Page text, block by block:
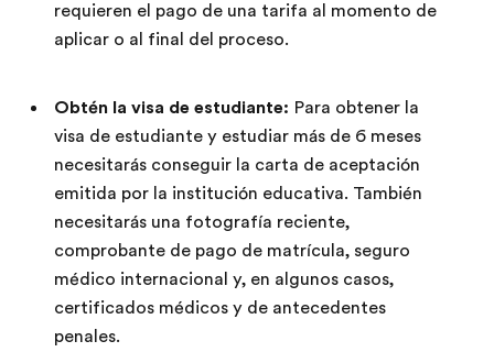
requieren el pago de una tarifa al momento de
aplicar o al final del proceso.
Obtén la visa de estudiante: Para obtener la
visa de estudiante y estudiar más de 6 meses
necesitarás conseguir la carta de aceptación
emitida por la institución educativa. También
necesitarás una fotografía reciente,
comprobante de pago de matrícula, seguro
médico internacional y, en algunos casos,
certificados médicos y de antecedentes
penales.